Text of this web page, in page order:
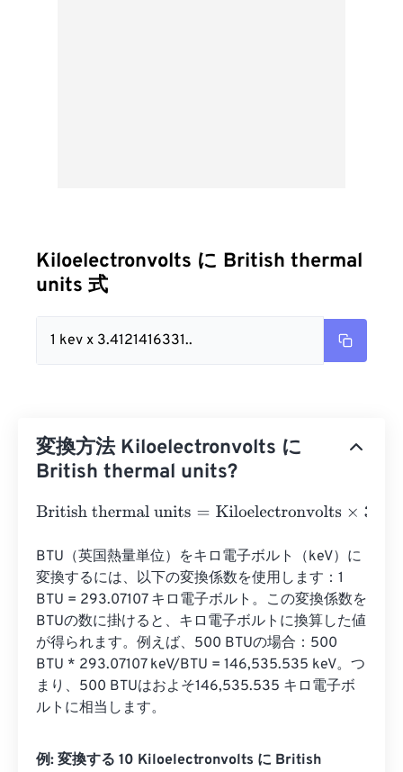
Kiloelectronvolts に British thermal
units 式
1 kev x 3.4121416331..
変換方法 Kiloelectronvolts に
British thermal units?
British thermal units=Kiloelectronvolts×
BTU（英国熱量単位）をキロ電子ボルト（keV）に
変換するには、以下の変換係数を使用します：1
BTU = 293.07107 キロ電子ボルト。この変換係数を
BTUの数に掛けると、キロ電子ボルトに換算した値
が得られます。例えば、500 BTUの場合：500
BTU * 293.07107 keV/BTU = 146,535.535 keV。つ
まり、500 BTUはおよそ146,535.535 キロ電子ボ
ルトに相当します。
例: 変換する 10 Kiloelectronvolts に British